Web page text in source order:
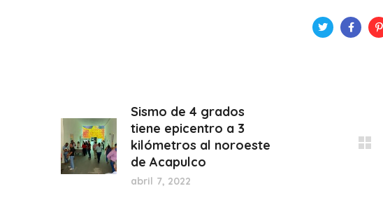
Sismo de 4 grados
tiene epicentro a 3
kilómetros al noroeste
de Acapulco
abril 7, 2022